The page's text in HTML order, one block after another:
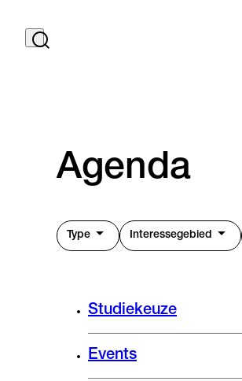
Agenda
Type Interessegebied
Studiekeuze
Events